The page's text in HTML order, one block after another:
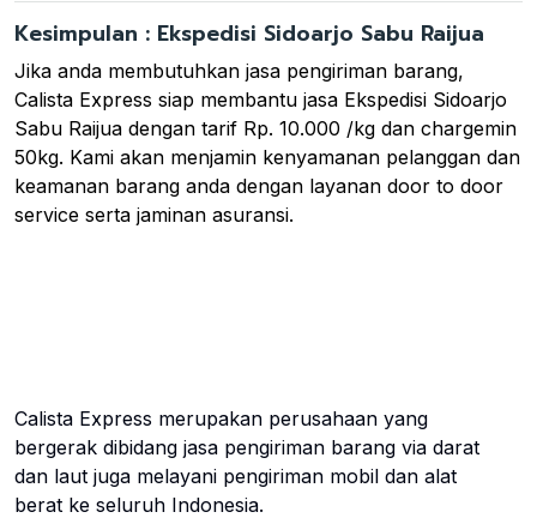
Kesimpulan : Ekspedisi Sidoarjo Sabu Raijua
Jika anda membutuhkan jasa pengiriman barang,
Calista Express siap membantu jasa Ekspedisi Sidoarjo
Sabu Raijua dengan tarif Rp. 10.000 /kg dan chargemin
50kg. Kami akan menjamin kenyamanan pelanggan dan
keamanan barang anda dengan layanan door to door
service serta jaminan asuransi.
Calista Express merupakan perusahaan yang
bergerak dibidang jasa pengiriman barang via darat
dan laut juga melayani pengiriman mobil dan alat
berat ke seluruh Indonesia.